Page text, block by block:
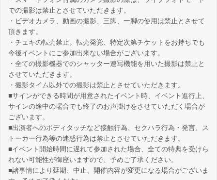
での撮影は禁止とさせていただきます。
・ビデオカメラ、動画の撮影、三脚、一脚の使用は禁止とさせて
頂きます。
・チェキの転売禁止。転売発覚、特定次第チケットをお持ちでも
今後イベントにご参加出来ない場合がございます。
・全ての撮影機器でのシャッター連写機能を用いた撮影は禁止と
させていただきます。
・撮影タイム以外での撮影は禁止とさせていただきます。
■サインができる時間が用意されたイベント時、イベント進行上、
サインの途中の場合でも終了のお声掛けをさせていただく場合が
ございます。
■出演者へのボディタッチなど接触行為、セクハラ行為・発言、ス
トーカー行為等の迷惑行為は禁止とさせていただきます。
■イベント開始時間に遅れて参加された場合、全ての特典を受けら
れない可能性が御座いますので、予めご了承ください。
■諸事情により延期、中止、開催内容が変更になる場合がございま